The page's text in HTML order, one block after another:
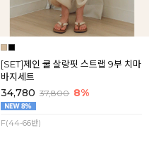
[SET]제인 쿨 살랑핏 스트랩 9부 치마
바지세트
34,780 37,800 8%
F(44-66반)